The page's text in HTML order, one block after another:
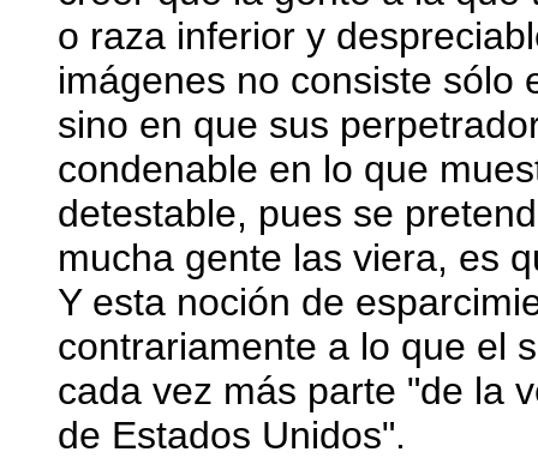
o raza inferior y
imágenes no consiste sólo
sino en que sus
condenable en lo que
detestable, pues se
mucha gente las viera, es
Y esta noción de
contrariamente a lo que el
cada vez más parte "de la
de Estados Unidos".